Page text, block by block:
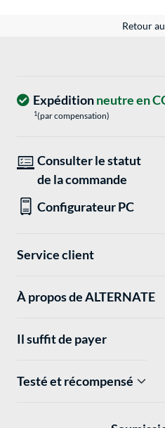
Retour
Expéditionneutre en
1(par compensation)
Consulter le statut
de la commande
Configurateur PC
Service client
À propos de ALTERNATE
Il suffit de payer
Testé et récompensé